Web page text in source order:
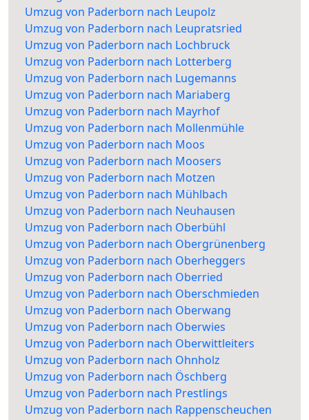
Umzug von Paderborn nach Leupolz
Umzug von Paderborn nach Leupratsried
Umzug von Paderborn nach Lochbruck
Umzug von Paderborn nach Lotterberg
Umzug von Paderborn nach Lugemanns
Umzug von Paderborn nach Mariaberg
Umzug von Paderborn nach Mayrhof
Umzug von Paderborn nach Mollenmühle
Umzug von Paderborn nach Moos
Umzug von Paderborn nach Moosers
Umzug von Paderborn nach Motzen
Umzug von Paderborn nach Mühlbach
Umzug von Paderborn nach Neuhausen
Umzug von Paderborn nach Oberbühl
Umzug von Paderborn nach Obergrünenberg
Umzug von Paderborn nach Oberheggers
Umzug von Paderborn nach Oberried
Umzug von Paderborn nach Oberschmieden
Umzug von Paderborn nach Oberwang
Umzug von Paderborn nach Oberwies
Umzug von Paderborn nach Oberwittleiters
Umzug von Paderborn nach Ohnholz
Umzug von Paderborn nach Öschberg
Umzug von Paderborn nach Prestlings
Umzug von Paderborn nach Rappenscheuchen